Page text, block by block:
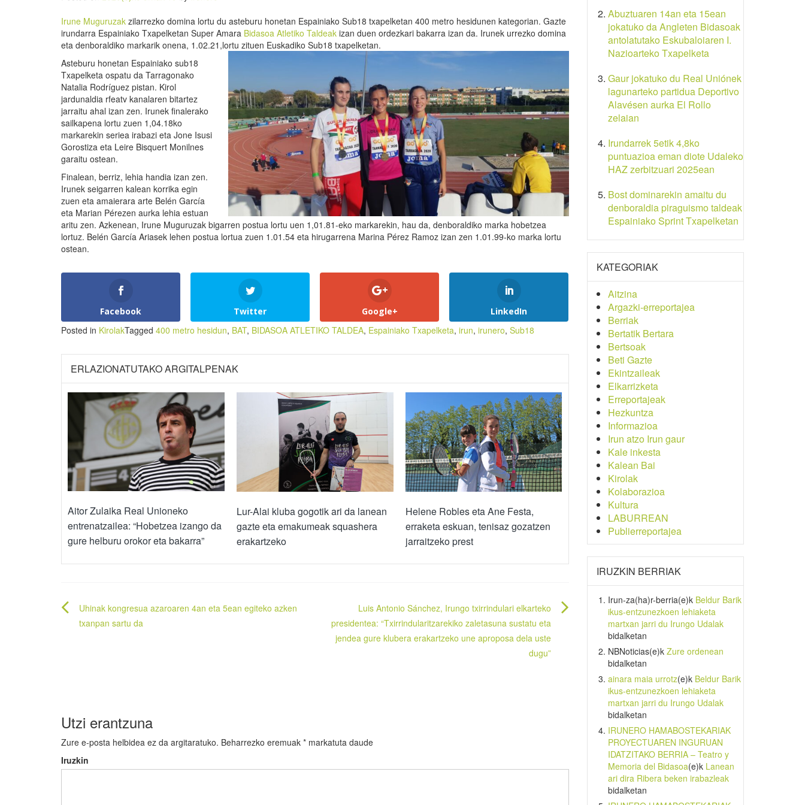
Irune Muguruzak zilarrezko domina lortu du asteburu honetan Espainiako Sub18 txapelketan 400 metro hesidunen kategorian. Gazte
irundarra Espainiako Txapelketan Super Amara Bidasoa Atletiko Taldeak izan duen ordezkari bakarra izan da. Irunek urrezko domina
eta denboraldiko markarik onena, 1.02.21,lortu zituen Euskadiko Sub18 txapelketan.
Asteburu honetan Espainiako sub18
Txapelketa ospatu da Tarragonako
Natalia Rodríguez pistan. Kirol
jardunaldia rfeatv kanalaren bitartez
jarraitu ahal izan zen. Irunek finalerako
sailkapena lortu zuen 1,04.18ko
markarekin seriea irabazi eta Jone Isusi
Gorostiza eta Leire Bisquert Monilnes
garaitu ostean.
Finalean, berriz, lehia handia izan zen.
Irunek seigarren kalean korrika egin
zuen eta amaierara arte Belén García
eta Marian Pérezen aurka lehia estuan
aritu zen. Azkenean, Irune Muguruzak bigarren postua lortu uen 1,01.81-eko markarekin, hau da, denboraldiko marka hobetzea
lortuz. Belén García Ariasek lehen postua lortua zuen 1.01.54 eta hirugarrena Marina Pérez Ramoz izan zen 1.01.99-ko marka lortu
ostean.
Facebook Twitter Google+ LinkedIn
Posted in KirolakTagged 400 metro hesidun, BAT, BIDASOA ATLETIKO TALDEA, Espainiako Txapelketa, irun, irunero, Sub18
ERLAZIONATUTAKO ARGITALPENAK
Aitor Zulaika Real Unioneko
entrenatzailea: “Hobetzea izango da
gure helburu orokor eta bakarra”
Lur-Alai kluba gogotik ari da lanean
gazte eta emakumeak squashera
erakartzeko
Helene Robles eta Ane Festa,
erraketa eskuan, tenisaz gozatzen
jarraitzeko prest
Bidalketetan
zehar
Uhinak kongresua azaroaren 4an eta 5ean egiteko azken
txanpan sartu da
Luis Antonio Sánchez, Irungo txirrindulari elkarteko
presidentea: “Txirrindularitzarekiko zaletasuna sustatu eta
jendea gure klubera erakartzeko une aproposa dela uste
dugu”
Utzi erantzuna
Zure e-posta helbidea ez da argitaratuko. Beharrezko eremuak * markatuta daude
Iruzkin
Abuztuaren 14an eta 15ean
jokatuko da Angleten Bidasoak
antolatutako Eskubaloiaren I.
Nazioarteko Txapelketa
Gaur jokatuko du Real Uniónek
lagunarteko partidua Deportivo
Alavésen aurka El Rollo
zelaian
Irundarrek 5etik 4,8ko
puntuazioa eman diote Udaleko
HAZ zerbitzuari 2025ean
Bost dominarekin amaitu du
denboraldia piraguismo taldeak
Espainiako Sprint Txapelketan
KATEGORIAK
Aitzina
Argazki-erreportajea
Berriak
Bertatik Bertara
Bertsoak
Beti Gazte
Ekintzaileak
Elkarrizketa
Erreportajeak
Hezkuntza
Informazioa
Irun atzo Irun gaur
Kale inkesta
Kalean Bai
Kirolak
Kolaborazioa
Kultura
LABURREAN
Publierreportajea
IRUZKIN BERRIAK
Irun-za(ha)r-berria(e)k Beldur Barik
ikus-entzunezkoen lehiaketa
martxan jarri du Irungo Udalak
bidalketan
NBNoticias(e)k Zure ordenean
bidalketan
ainara maia urrotz(e)k Beldur Barik
ikus-entzunezkoen lehiaketa
martxan jarri du Irungo Udalak
bidalketan
IRUNERO HAMABOSTEKARIAK
PROYECTUAREN INGURUAN
IDATZITAKO BERRIA – Teatro y
Memoria del Bidasoa(e)k Lanean
ari dira Ribera beken irabazleak
bidalketan